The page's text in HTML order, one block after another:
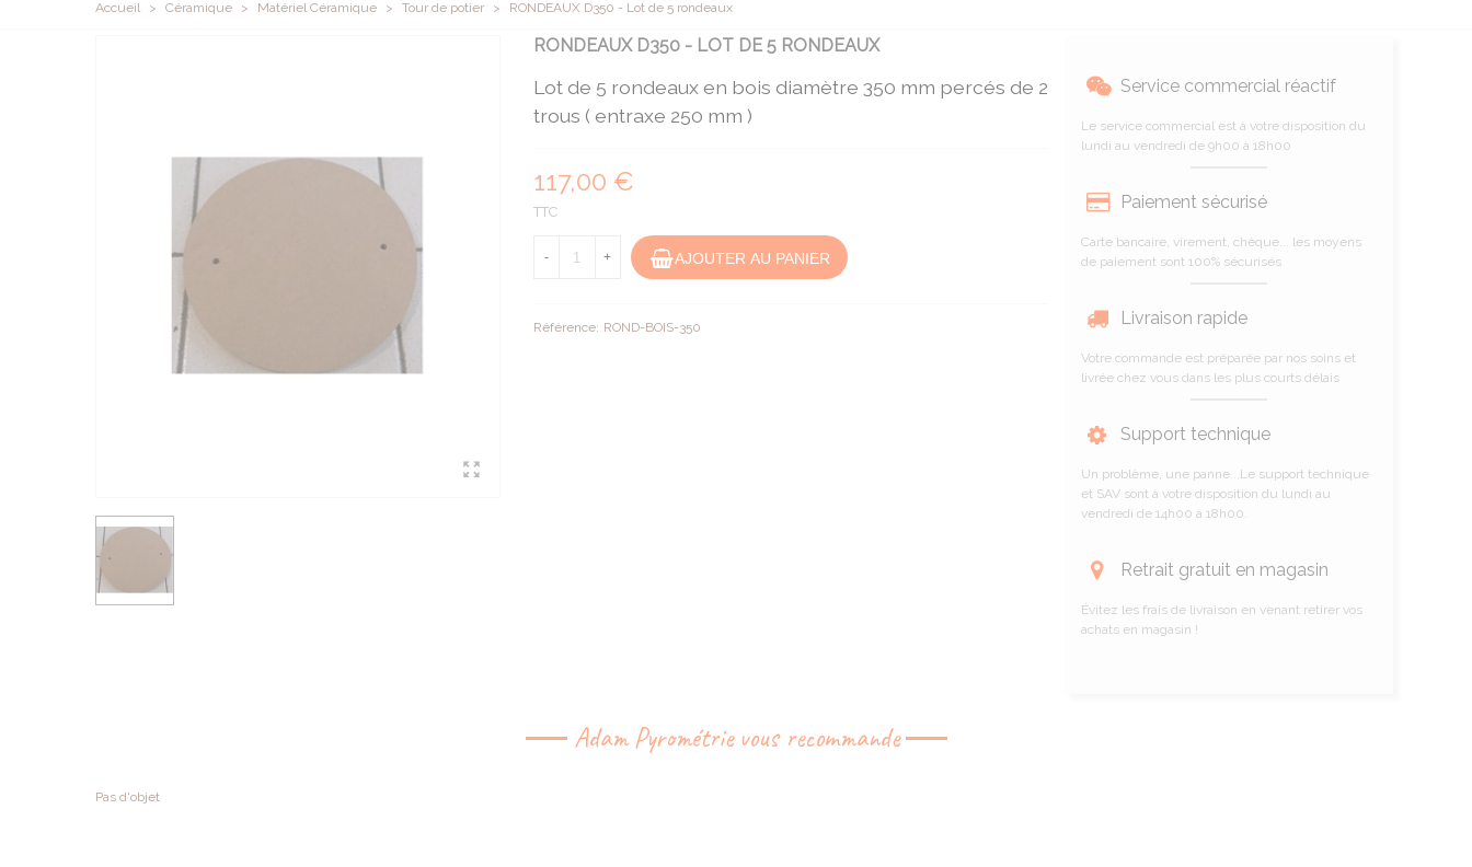
Accueil > Céramique > Matériel Céramique > Tour de potier > RONDEAUX D350 - Lot de 5 rondeaux
RONDEAUX D350 - LOT DE 5 RONDEAUX
Lot de 5 rondeaux en bois diamètre 350 mm percés de 2
trous ( entraxe 250 mm )
117,00 €
TTC
- + AJOUTER AU PANIER
Référence: ROND-BOIS-350
Service commercial réactif
Le service commercial est à votre disposition du
lundi au vendredi de 9h00 à 18h00
Paiement sécurisé
Carte bancaire, virement, chèque... les moyens
de paiement sont 100% sécurisés
Livraison rapide
Votre commande est préparée par nos soins et
livrée chez vous dans les plus courts délais
Support technique
Un problème, une panne...Le support technique
et SAV sont à votre disposition du lundi au
vendredi de 14h00 à 18h00.
Retrait gratuit en magasin
Évitez les frais de livraison en venant retirer vos
achats en magasin !
Adam Pyrométrie vous recommande
Pas d'objet